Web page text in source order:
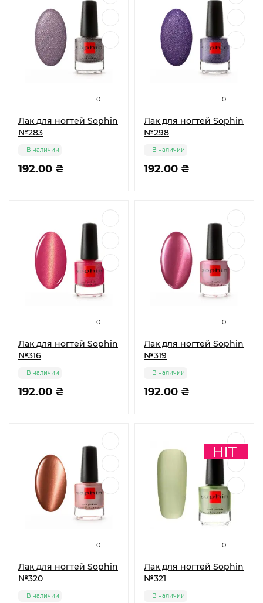
0
Лак для ногтей Sophin
№283
192.00 ₴
В наличии
0
Лак для ногтей Sophin
№298
192.00 ₴
В наличии
0
Лак для ногтей Sophin
№316
192.00 ₴
В наличии
0
Лак для ногтей Sophin
№319
192.00 ₴
В наличии
0
Лак для ногтей Sophin
№320
В наличии
0
Лак для ногтей Sophin
№321
В наличии